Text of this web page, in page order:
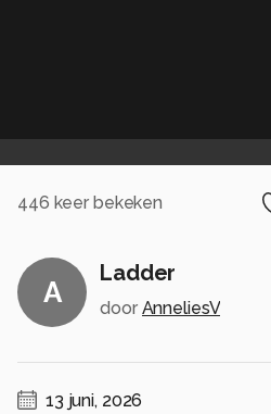
446 keer bekeken
A
Ladder
door AnneliesV
13 juni, 2026